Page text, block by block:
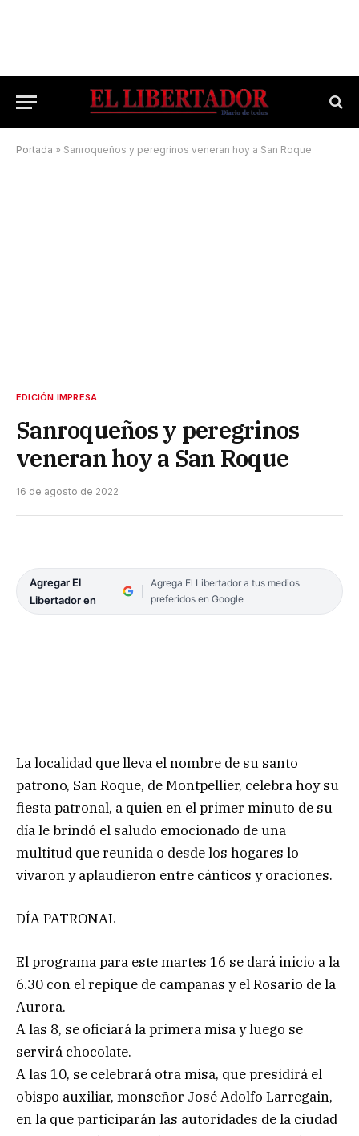
Portada » Sanroqueños y peregrinos veneran hoy a San Roque
EDICIÓN IMPRESA
Sanroqueños y peregrinos
veneran hoy a San Roque
16 de agosto de 2022
Agregar El
Libertador en
Agrega El Libertador a tus medios
preferidos en Google
La localidad que lleva el nombre de su santo
patrono, San Roque, de Montpellier, celebra hoy su
fiesta patronal, a quien en el primer minuto de su
día le brindó el saludo emocionado de una
multitud que reunida o desde los hogares lo
vivaron y aplaudieron entre cánticos y oraciones.
DÍA PATRONAL
El programa para este martes 16 se dará inicio a la
6.30 con el repique de campanas y el Rosario de la
Aurora.
A las 8, se oficiará la primera misa y luego se
servirá chocolate.
A las 10, se celebrará otra misa, que presidirá el
obispo auxiliar, monseñor José Adolfo Larregain,
en la que participarán las autoridades de la ciudad